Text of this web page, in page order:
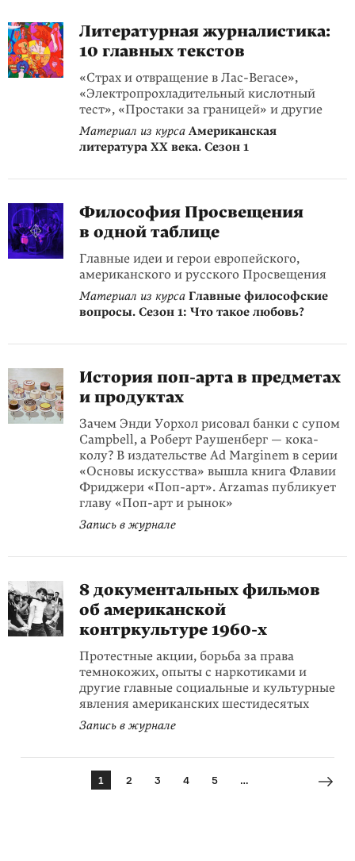
Литературная журналистика:
10 главных текстов
«Страх и отвращение в Лас-Вегасе»,
«Электропрохладительный кислотный
тест», «Простаки за границей» и другие
Материал из курса Американская
литература XX века. Сезон 1
Философия Просвещения
в одной таблице
Главные идеи и герои европейского,
американского и русского Просвещения
Материал из курса Главные философские
вопросы. Сезон 1: Что такое любовь?
История поп-арта в предметах
и продуктах
Зачем Энди Уорхол рисовал банки с супом
Campbell, а Роберт Раушенберг — кока-
колу? В издательстве Ad Marginem в серии
«Основы искусства» вышла книга Флавии
Фриджери «Поп-арт». Arzamas публикует
главу «Поп-арт и рынок»
Запись в журнале
8 документальных фильмов
об американской
контркультуре 1960-х
Протестные акции, борьба за права
темнокожих, опыты с наркотиками и
другие главные социальные и культурные
явления американских шестидесятых
Запись в журнале
1 2 3 4 5 …